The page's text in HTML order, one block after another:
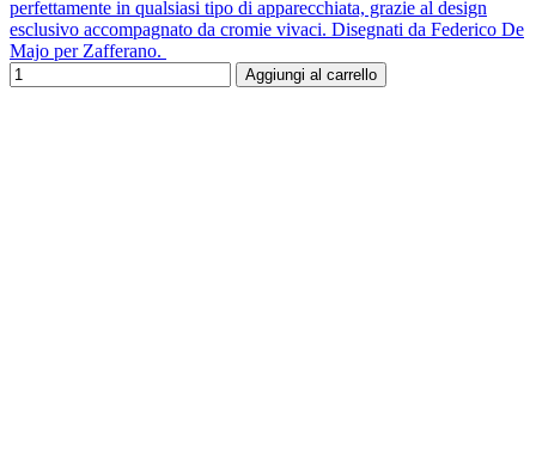
perfettamente in qualsiasi tipo di apparecchiata, grazie al design
esclusivo accompagnato da cromie vivaci. Disegnati da Federico De
Majo per Zafferano.
Aggiungi al carrello